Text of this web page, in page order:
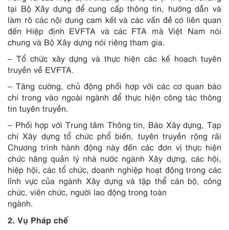
tại Bộ Xây dựng để cung cấp thông tin, hướng dẫn và
làm rõ các nội dung cam kết và các vấn đề có liên quan
đến Hiệp định EVFTA và các FTA mà Việt Nam nói
chung và Bộ Xây dựng nói riêng tham gia.
– Tổ chức xây dựng và thực hiện các kế hoạch tuyên
truyền về EVFTA.
– Tăng cường, chủ động phối hợp với các cơ quan báo
chí trong vào ngoài ngành để thực hiện công tác thông
tin tuyên truyền.
– Phối hợp với Trung tâm Thông tin, Báo Xây dựng, Tạp
chí Xây dựng tổ chức phổ biến, tuyên truyền rộng rãi
Chương trình hành động này đến các đơn vị thực hiện
chức năng quản lý nhà nước ngành Xây dựng, các hội,
hiệp hội, các tổ chức, doanh nghiệp hoạt động trong các
lĩnh vực của ngành Xây dựng và tập thể cán bộ, công
chức, viên chức, người lao động trong toàn
ngành.
2. Vụ Pháp chế